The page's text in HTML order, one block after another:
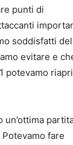
punti di
soddisfatti
evitare e
potevamo
un’ottima
fare